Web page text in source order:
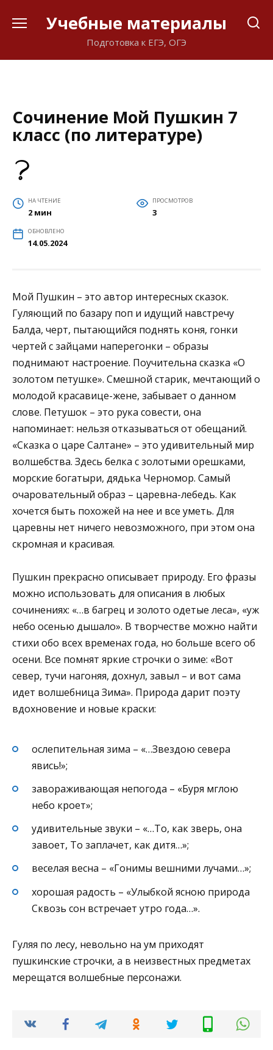
Учебные материалы
Подготовка к ЕГЭ, ОГЭ
Сочинение Мой Пушкин 7
класс (по литературе)
НА ЧТЕНИЕ
2 мин
ПРОСМОТРОВ
3
ОБНОВЛЕНО
14.05.2024
Мой Пушкин – это автор интересных сказок.
Гуляющий по базару поп и идущий навстречу
Балда, черт, пытающийся поднять коня, гонки
чертей с зайцами наперегонки – образы
поднимают настроение. Поучительна сказка «О
золотом петушке». Смешной старик, мечтающий о
молодой красавице-жене, забывает о данном
слове. Петушок – это рука совести, она
напоминает: нельзя отказываться от обещаний.
«Сказка о царе Салтане» – это удивительный мир
волшебства. Здесь белка с золотыми орешками,
морские богатыри, дядька Черномор. Самый
очаровательный образ – царевна-лебедь. Как
хочется быть похожей на нее и все уметь. Для
царевны нет ничего невозможного, при этом она
скромная и красивая.
Пушкин прекрасно описывает природу. Его фразы
можно использовать для описания в любых
сочинениях: «…в багрец и золото одетые леса», «уж
небо осенью дышало». В творчестве можно найти
стихи обо всех временах года, но больше всего об
осени. Все помнят яркие строчки о зиме: «Вот
север, тучи нагоняя, дохнул, завыл – и вот сама
идет волшебница Зима». Природа дарит поэту
вдохновение и новые краски:
ослепительная зима – «…Звездою севера
явись!»;
завораживающая непогода – «Буря мглою
небо кроет»;
удивительные звуки – «…То, как зверь, она
завоет, То заплачет, как дитя…»;
веселая весна – «Гонимы вешними лучами…»;
хорошая радость – «Улыбкой ясною природа
Сквозь сон встречает утро года…».
Гуляя по лесу, невольно на ум приходят
пушкинские строчки, а в неизвестных предметах
мерещатся волшебные персонажи.